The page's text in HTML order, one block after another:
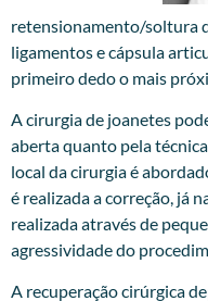
retensionamento/soltura
ligamentos e cápsula
primeiro dedo o mais
A cirurgia de joanetes
aberta quanto pela
local da cirurgia é
é realizada a correção, já
realizada através de
agressividade do
A recuperação cirúrgica